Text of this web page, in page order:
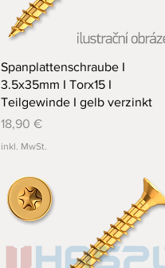
Schnellansicht
Spanplattenschraube I
3.5x35mm I Torx15 I
Teilgewinde I gelb verzinkt
Preis
18,90 €
inkl. MwSt.